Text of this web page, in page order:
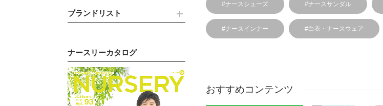
ブランドリスト
ナースリーカタログ
#ナースシューズ #ナースサンダル
#ナースインナー #白衣・ナースウェア
おすすめコンテンツ